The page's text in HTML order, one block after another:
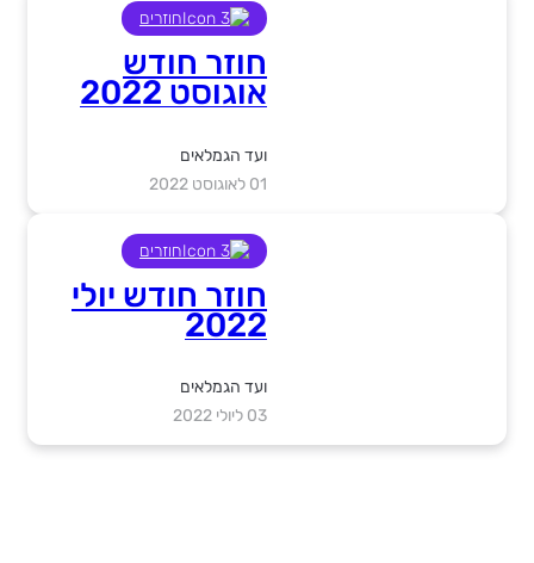
חוזר חודש
אוגוסט 2022
ועד הגמלאים
01 לאוגוסט 2022
חוזרים
חוזר חודש יולי
2022
ועד הגמלאים
03 ליולי 2022
חוזרים